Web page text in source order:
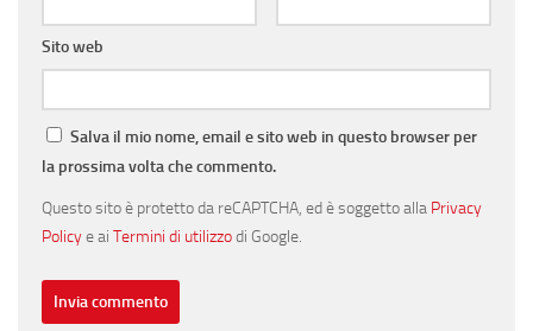
Sito web
Salva il mio nome, email e sito web in questo browser per
la prossima volta che commento.
Questo sito è protetto da reCAPTCHA, ed è soggetto alla Privacy
Policye ai Termini di utilizzodi Google.